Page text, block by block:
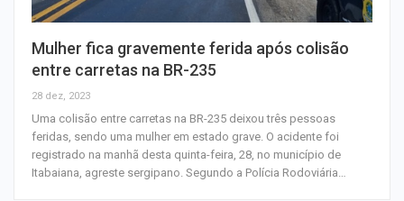
Mulher fica gravemente ferida após colisão
entre carretas na BR-235
28 dez, 2023
Uma colisão entre carretas na BR-235 deixou três pessoas
feridas, sendo uma mulher em estado grave. O acidente foi
registrado na manhã desta quinta-feira, 28, no município de
Itabaiana, agreste sergipano. Segundo a Polícia Rodoviária…